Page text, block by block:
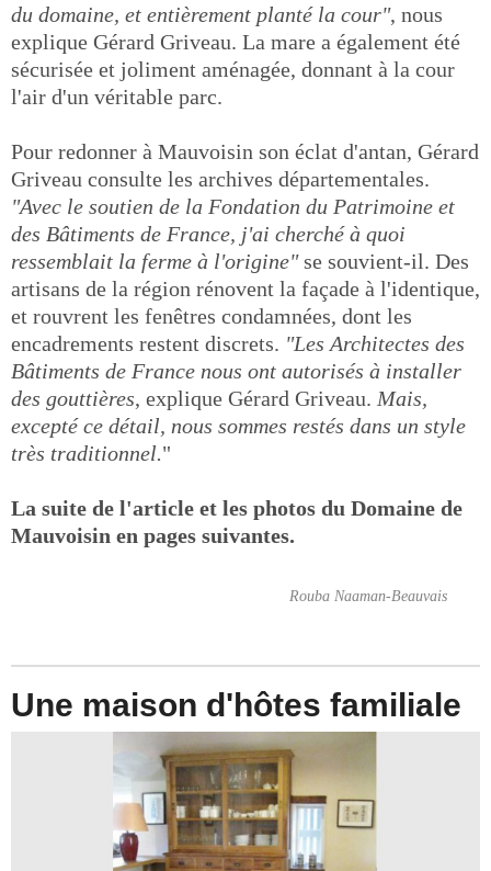
du domaine, et entièrement planté la cour", nous
explique Gérard Griveau. La mare a également été
sécurisée et joliment aménagée, donnant à la cour
l'air d'un véritable parc.
Pour redonner à Mauvoisin son éclat d'antan, Gérard
Griveau consulte les archives départementales.
"Avec le soutien de la Fondation du Patrimoine et
des Bâtiments de France, j'ai cherché à quoi
ressemblait la ferme à l'origine"se souvient-il. Des
artisans de la région rénovent la façade à l'identique,
et rouvrent les fenêtres condamnées, dont les
encadrements restent discrets. "Les Architectes des
Bâtiments de France nous ont autorisés à installer
des gouttières, explique Gérard Griveau. Mais,
excepté ce détail, nous sommes restés dans un style
très traditionnel."
La suite de l'article et les photos du Domaine de
Mauvoisin en pages suivantes.
Rouba Naaman-Beauvais
Une maison d'hôtes familiale